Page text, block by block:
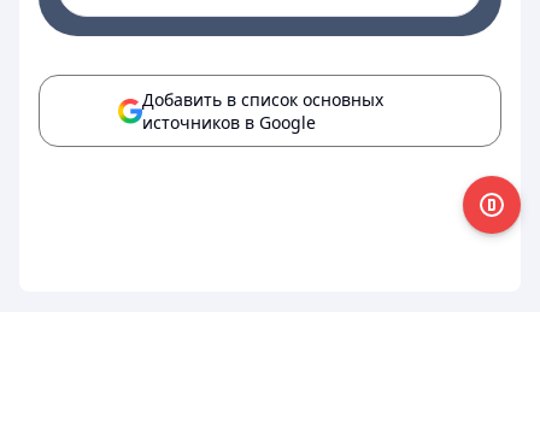
Добавить в список основных
источников в Google